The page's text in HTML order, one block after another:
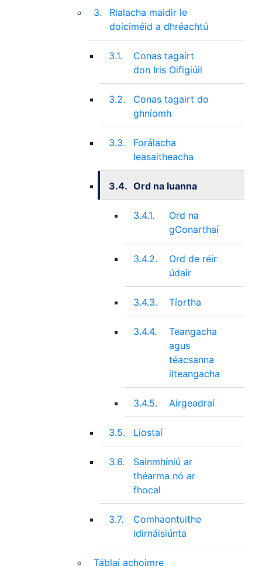
3.
Rialacha maidir le
doiciméid a dhréachtú
3.1.
Conas tagairt
don Iris Oifigiúil
3.2.
Conas tagairt do
ghníomh
3.3.
Forálacha
leasaitheacha
3.4. Ord na luanna
3.4.1.
Ord na
gConarthaí
3.4.2.
Ord de réir
údair
3.4.3. Tíortha
3.4.4.
Teangacha
agus
téacsanna
ilteangacha
3.4.5. Airgeadraí
3.5. Liostaí
3.6.
Sainmhíniú ar
théarma nó ar
fhocal
3.7.
Comhaontuithe
idirnáisiúnta
Táblaí achoimre